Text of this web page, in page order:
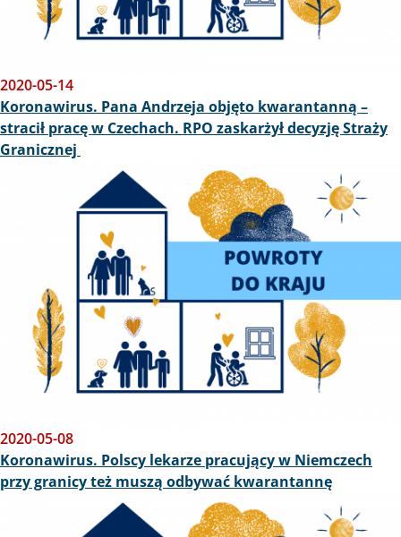
2020-05-14
Koronawirus. Pana Andrzeja objęto kwarantanną –
stracił pracę w Czechach. RPO zaskarżył decyzję Straży
Granicznej
2020-05-08
Koronawirus. Polscy lekarze pracujący w Niemczech
przy granicy też muszą odbywać kwarantannę